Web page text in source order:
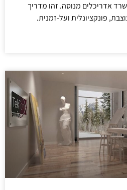
אדריכלים מנוסה. זהו מדריך
פונקציונלית ועל-זמנית.